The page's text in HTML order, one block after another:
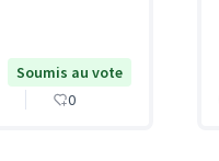
Soumis au vote
0